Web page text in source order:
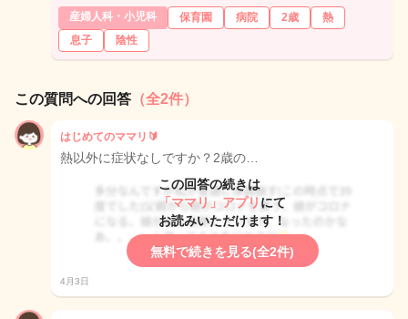
産婦人科・小児科 保育園 病院 2歳
熱
息子
陰性
この質問への回答 （全2件）
はじめてのママリ🔰
熱以外に症状なしですか？2歳の…
この回答の続きは
「ママリ」アプリ にて
お読みいただけます！
無料で続きを見る(全2件)
4月3日